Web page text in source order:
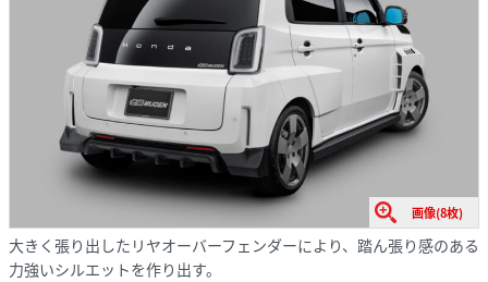
画像(8枚)
大きく張り出したリヤオーバーフェンダーにより、踏ん張り感のある
力強いシルエットを作り出す。